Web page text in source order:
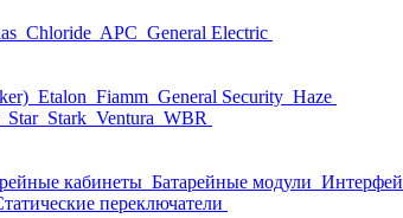
Chloride APC General Electric
Etalon Fiamm General Security Haze
Star Stark Ventura WBR
кабинеты Батарейные модули
переключатели